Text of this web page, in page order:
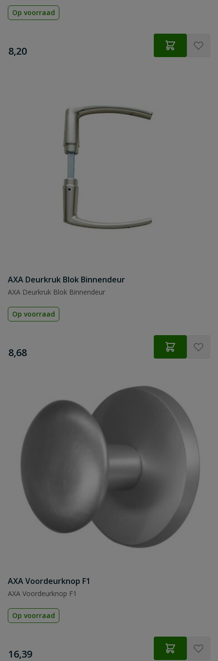
Op voorraad
€
8,20
AXA Deurkruk Blok Binnendeur
AXA Deurkruk Blok Binnendeur
Op voorraad
€
8,68
AXA Voordeurknop F1
AXA Voordeurknop F1
Op voorraad
€
16,39